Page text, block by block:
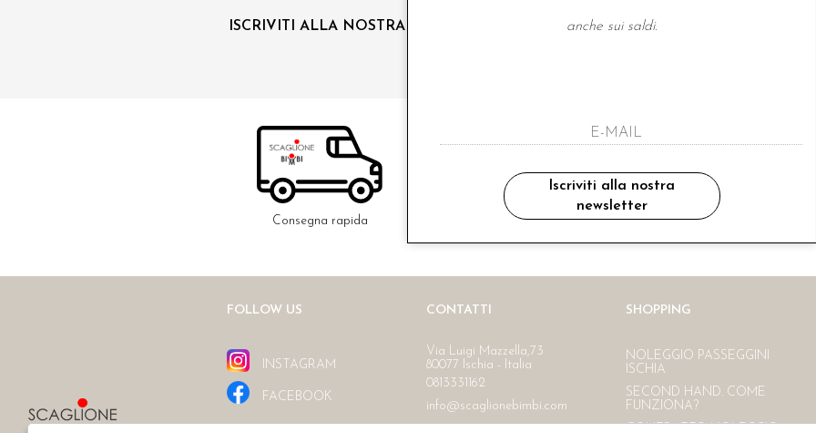
ISCRIVITI ALLA NOSTRA NEWSLETTER
ho letto ed accettato le condizioni sulla
Consegna rapida Ritiro in negozio
Consegna gratuita in Italia
FOLLOW US
INSTAGRAM
FACEBOOK
CONTATTI
Via Luigi Mazzella,73
80077 Ischia - Italia
0813331162
info@scaglionebimbi.com
SHOPPING
NOLEGGIO PASSEGGINI
ISCHIA
SECOND HAND. COME
FUNZIONA?
anche sui saldi.
Iscriviti alla nostra
newsletter